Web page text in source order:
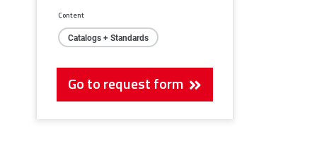
Content
Catalogs + Standards
Go to request form